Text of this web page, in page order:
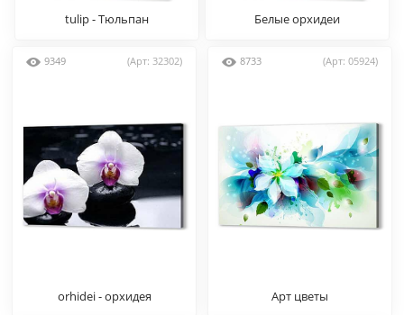
tulip - Тюльпан Белые орхидеи
9349 (Арт: 32302)
orhidei - орхидея
8733 (Арт: 05924)
Арт цветы